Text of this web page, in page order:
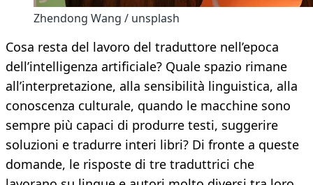
Zhendong Wang / unsplash
Cosa resta del lavoro del traduttore nell’epoca
dell’intelligenza artificiale? Quale spazio rimane
all’interpretazione, alla sensibilità linguistica, alla
conoscenza culturale, quando le macchine sono
sempre più capaci di produrre testi, suggerire
soluzioni e tradurre interi libri? Di fronte a queste
domande, le risposte di tre traduttrici che